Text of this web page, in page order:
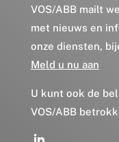
VOS/ABB mailt
met nieuws en
onze diensten,
Meld u nu aan
U kunt ook de
VOS/ABB